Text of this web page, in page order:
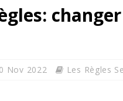
Nov 2022 Les Règles